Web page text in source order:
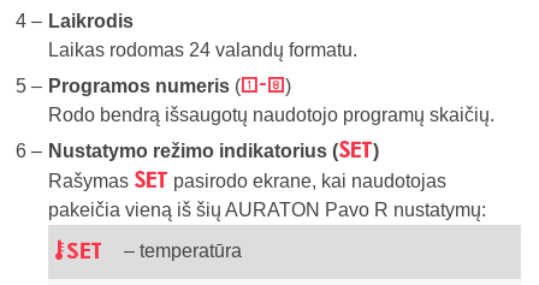
Laikrodis
Laikas rodomas 24 valandų formatu.
Programos numeris (9)
Rodo bendrą išsaugotų naudotojo programų skaičių.
Nustatymo režimo indikatorius (v)
Rašymas v pasirodo ekrane, kai naudotojas
pakeičia vieną iš šių AURATON Pavo R nustatymų:
w – temperatūra